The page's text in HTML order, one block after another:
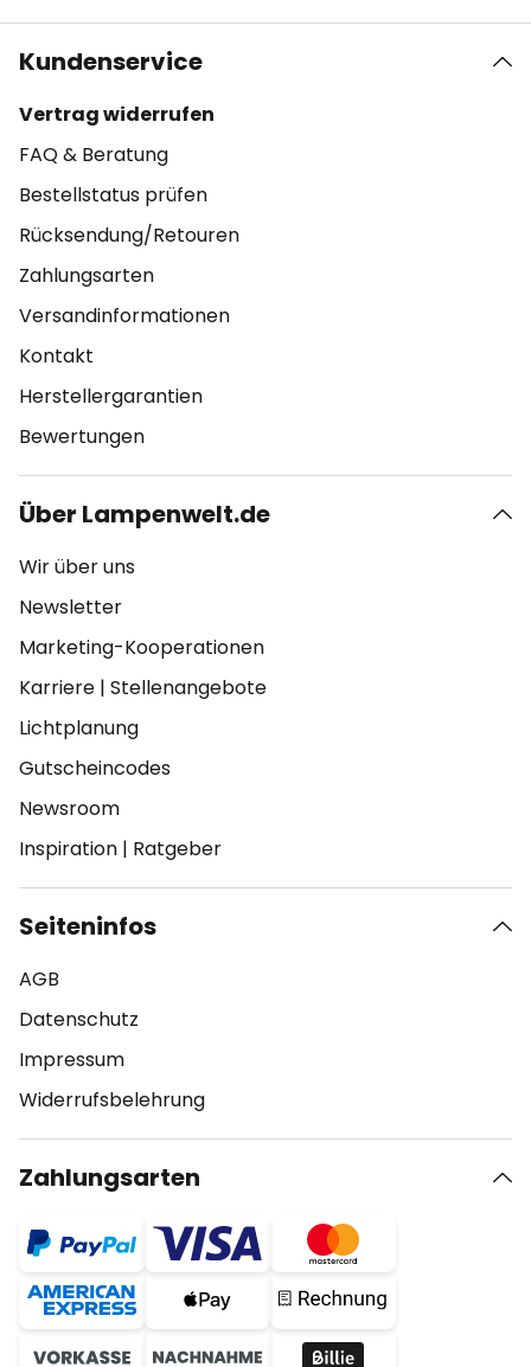
Kundenservice
Vertrag widerrufen
FAQ & Beratung
Bestellstatus prüfen
Rücksendung/Retouren
Zahlungsarten
Versandinformationen
Kontakt
Herstellergarantien
Bewertungen
Über Lampenwelt.de
Wir über uns
Newsletter
Marketing-Kooperationen
Karriere | Stellenangebote
Lichtplanung
Gutscheincodes
Newsroom
Inspiration | Ratgeber
Seiteninfos
AGB
Datenschutz
Impressum
Widerrufsbelehrung
Zahlungsarten